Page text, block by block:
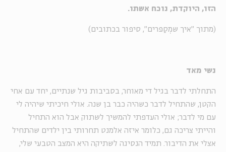
הזו, היוקדת, נוכח אשתו.
(מתוך "איך שמְסַפּרים", סיפור בכתובים)
נשי מאד
התחלתי לדבר בגיל די מאוחר, בסביבות גיל שנתיים, יחד עם אחי
הקטן, שהתחיל לדבר כשהיה כבר בן שנה. אולי חיכיתי שיהיה לי
עם מי לדבר; אולי העדפתי להמשיך לשתוק אבל הוא התחיל
והייתי צריכה גם, כלומר איזה אלמנט תחרותי בין ילדים שהתחיל
אצלי את הדיבור. תמיד הנסיגה לשתיקה היא המצב הטבעי שלי,